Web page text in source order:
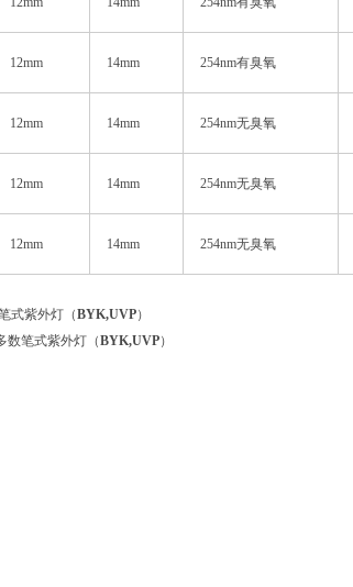
12mm 14mm 254nm有臭氧
12mm 14mm 254nm无臭氧
12mm 14mm 254nm无臭氧
12mm 14mm 254nm无臭氧
式紫外灯（BYK,UVP）
数笔式紫外灯（BYK,UVP）